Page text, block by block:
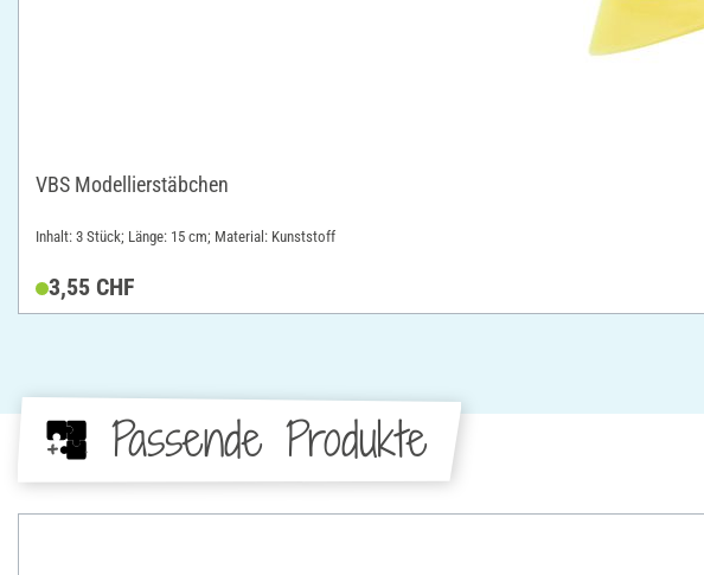
VBS Modellierstäbchen
Inhalt: 3 Stück; Länge: 15 cm; Material: Kunststoff
3,55 CHF
Passende Produkte